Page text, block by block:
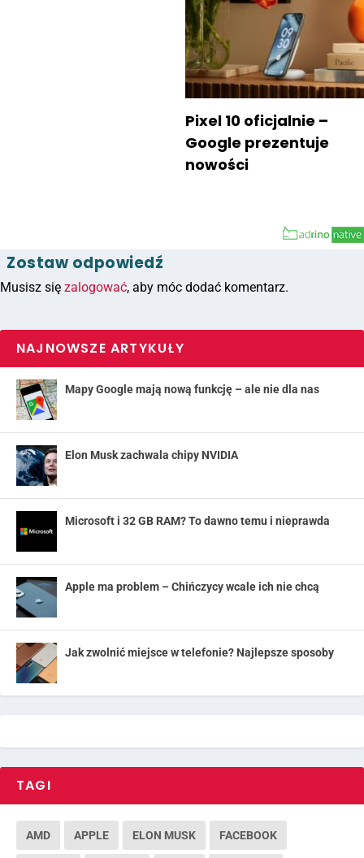
Pixel 10 oficjalnie –
Google prezentuje
nowości
Zostaw odpowiedź
Musisz się zalogować, aby móc dodać komentarz.
NAJNOWSZE ARTYKUŁY
Mapy Google mają nową funkcję – ale nie dla nas
Elon Musk zachwala chipy NVIDIA
Microsoft i 32 GB RAM? To dawno temu i nieprawda
Apple ma problem – Chińczycy wcale ich nie chcą
Jak zwolnić miejsce w telefonie? Najlepsze sposoby
TAGI
AMD APPLE ELON MUSK FACEBOOK